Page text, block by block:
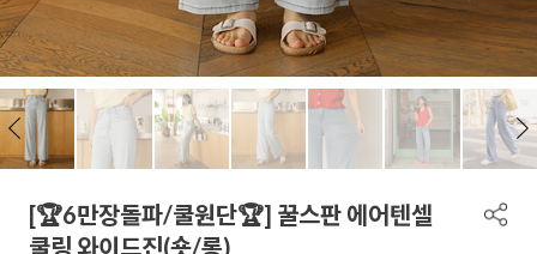
[🏆6만장돌파/쿨원단🏆] 꿀스판 에어텐셀
쿨링 와이드진(숏/롱)